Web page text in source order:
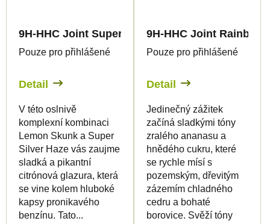
9H-HHC Joint Super Lemon Haze 99%
Pouze pro přihlášené
Detail
V této oslnivě
komplexní kombinaci
Lemon Skunk a Super
Silver Haze vás zaujme
sladká a pikantní
citrónová glazura, která
se vine kolem hluboké
kapsy pronikavého
benzínu. Tato...
9H-HHC Joint Rainbow
Pouze pro přihlášené
Detail
Jedinečný zážitek
začíná sladkými tóny
zralého ananasu a
hnědého cukru, které
se rychle mísí s
pozemským, dřevitým
zázemím chladného
cedru a bohaté
borovice. Svěží tóny